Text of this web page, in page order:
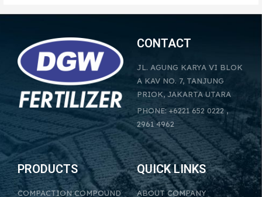
CONTACT
JL. AGUNG KARYA VI BLOK
A KAV NO. 7, TANJUNG
PRIOK, JAKARTA UTARA
PHONE: +6221 652 0222 ,
2961 4962
PRODUCTS
COMPACTION COMPOUND
QUICK LINKS
ABOUT COMPANY